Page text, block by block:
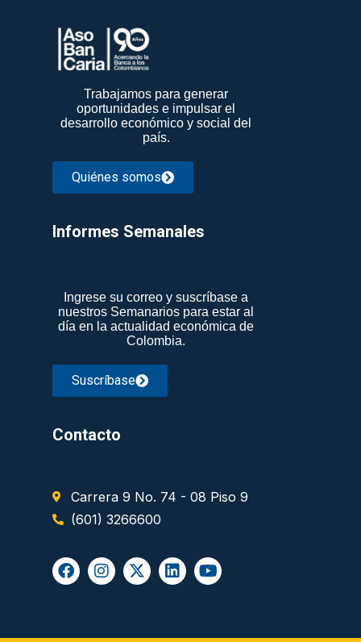
Trabajamos para generar
oportunidades e impulsar el
desarrollo económico y social del
país.
Quiénes somos
Informes Semanales​
Ingrese su correo y suscríbase a
nuestros Semanarios para estar al
día en la actualidad económica de
Colombia.
Suscríbase
Contacto
Carrera 9 No. 74 - 08 Piso 9
(601) 3266600